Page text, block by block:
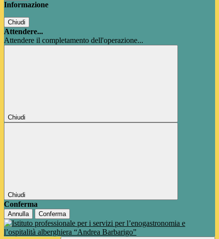
Informazione
Chiudi
Attendere...
Attendere il completamento dell'operazione...
Chiudi
Chiudi
Conferma
Annulla Conferma